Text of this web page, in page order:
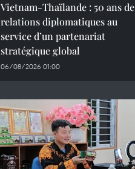
Vietnam-Thaïlande : 50 ans de
relations diplomatiques au
service d’un partenariat
stratégique global
06/08/2026 01:00